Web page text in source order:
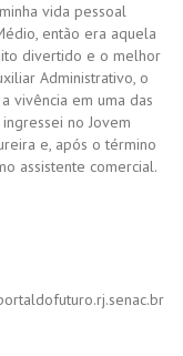
vida pessoal
então era aquela
divertido e o melhor
Administrativo, o
vivência em uma das
no Jovem
e, após o término
assistente comercial.